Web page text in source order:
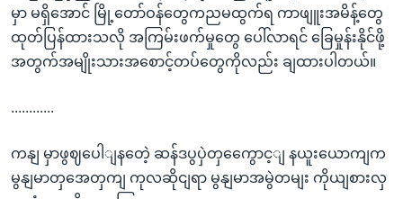
မှာ မရှိအောင် မြို့တော်ဝန်တွေကညမထွက်ရ ကာဖျူးအမိန့်တွေ
ထုတ်ပြန်ထားသလို အကြမ်းဖက်မှုတွေ ပေါ်လာရင် ခြေမှုန်းနိုင်ဖို့
အတွက်အမျိုးသားအစောင့်တပ်တွေကိုလည်း ချထားပါတယ်။
............
ကနျ မှာဖွဈပေါျနတေဲ့ ဆန်ဒပွပှဲတှကွေောင့ျ နယူးယောကျက
မွနျမာတှအေတှကျ ကုလဆိုငျရာ မွနျမာအမွဲတမျး ကိုယျစားလှ